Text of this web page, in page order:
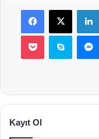
Facebook
X
Pocket Skype
Kayıt Ol